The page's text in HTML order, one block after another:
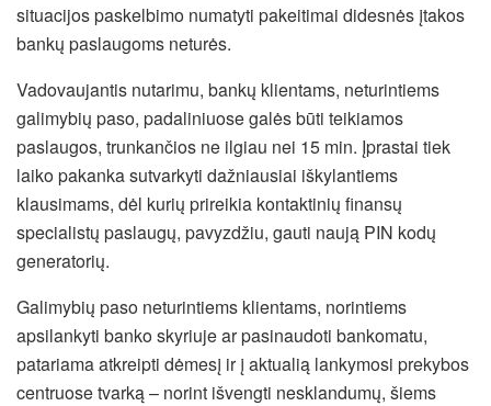
situacijos paskelbimo numatyti pakeitimai didesnės įtakos
bankų paslaugoms neturės.
Vadovaujantis nutarimu, bankų klientams, neturintiems
galimybių paso, padaliniuose galės būti teikiamos
paslaugos, trunkančios ne ilgiau nei 15 min. Įprastai tiek
laiko pakanka sutvarkyti dažniausiai iškylantiems
klausimams, dėl kurių prireikia kontaktinių finansų
specialistų paslaugų, pavyzdžiu, gauti naują PIN kodų
generatorių.
Galimybių paso neturintiems klientams, norintiems
apsilankyti banko skyriuje ar pasinaudoti bankomatu,
patariama atkreipti dėmesį ir į aktualią lankymosi prekybos
centruose tvarką – norint išvengti nesklandumų, šiems